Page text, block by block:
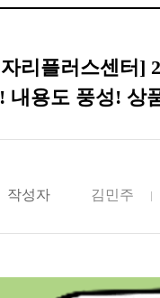
리플러스센터]
내용도 풍성! 상
작성자 김민주